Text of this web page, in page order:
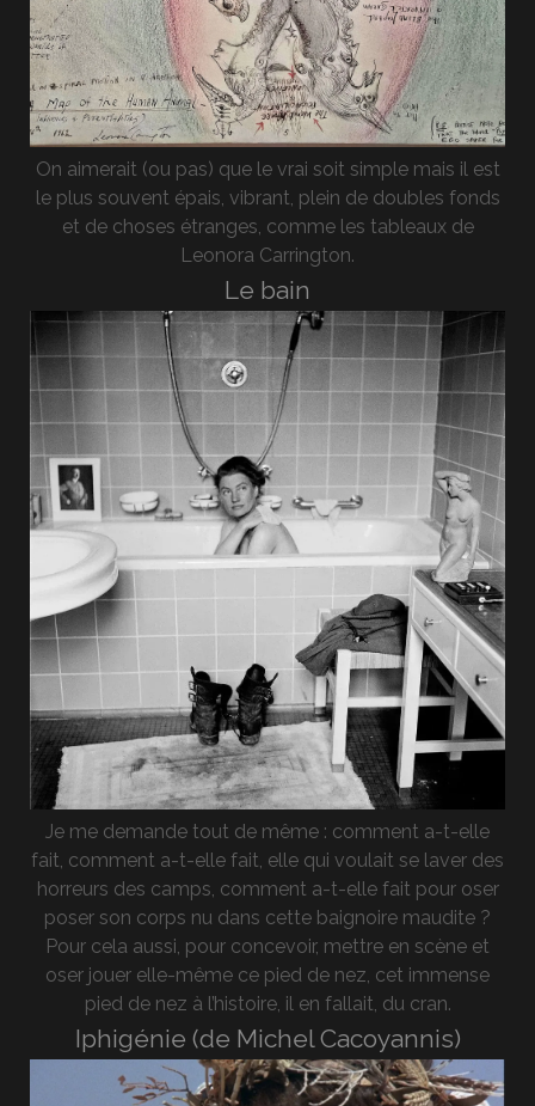
On aimerait (ou pas) que le vrai soit simple mais il est
le plus souvent épais, vibrant, plein de doubles fonds
et de choses étranges, comme les tableaux de
Leonora Carrington.
Le bain
Je me demande tout de même : comment a-t-elle
fait, comment a-t-elle fait, elle qui voulait se laver des
horreurs des camps, comment a-t-elle fait pour oser
poser son corps nu dans cette baignoire maudite ?
Pour cela aussi, pour concevoir, mettre en scène et
oser jouer elle-même ce pied de nez, cet immense
pied de nez à l’histoire, il en fallait, du cran.
Iphigénie (de Michel Cacoyannis)